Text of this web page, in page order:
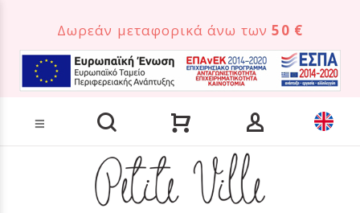
Δωρεάν μεταφορικά άνω των50 €